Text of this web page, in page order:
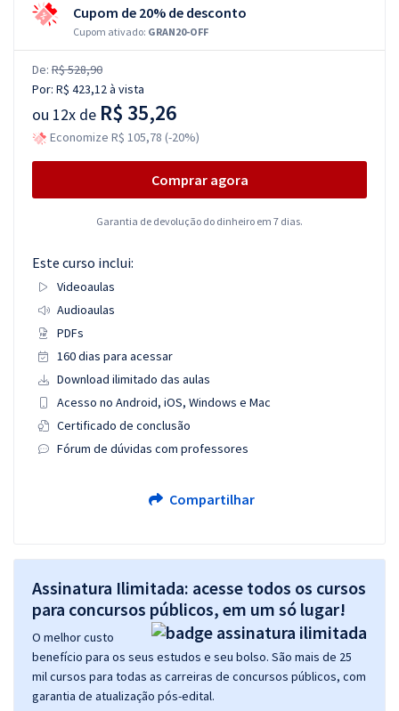
Cupom de 20% de desconto
Cupom ativado: GRAN20-OFF
De: R$ 528,90
Por: R$ 423,12à vista
ou 12x de R$ 35,26
Economize R$ 105,78 (-20%)
Comprar agora
Garantia de devolução do dinheiro em 7 dias.
Este curso inclui:
Videoaulas
Audioaulas
PDFs
160 dias para acessar
Download ilimitado das aulas
Acesso no Android, iOS, Windows e Mac
Certificado de conclusão
Fórum de dúvidas com professores
Compartilhar
Assinatura Ilimitada: acesse todos os cursos
para concursos públicos, em um só lugar!
O melhor custo
benefício para os seus estudos e seu bolso. São mais de 25
mil cursos para todas as carreiras de concursos públicos, com
garantia de atualização pós-edital.